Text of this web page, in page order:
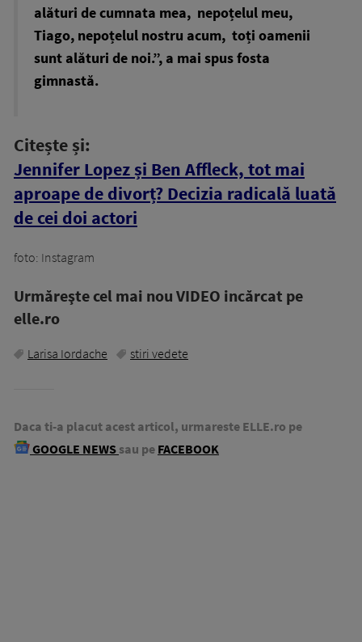
alături de cumnata mea, nepoțelul meu,
Tiago, nepoțelul nostru acum, toți oamenii
sunt alături de noi.”, a mai spus fosta
gimnastă.
Citește și:
Jennifer Lopez și Ben Affleck, tot mai
aproape de divorț? Decizia radicală luată
de cei doi actori
foto: Instagram
Urmăreşte cel mai nou VIDEO incărcat pe
elle.ro
Larisa Iordache stiri vedete
Daca ti-a placut acest articol, urmareste ELLE.ro pe
GOOGLE NEWS sau pe FACEBOOK